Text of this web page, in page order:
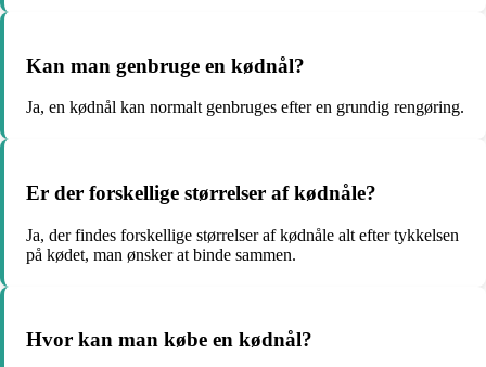
Kan man genbruge en kødnål?
Ja, en kødnål kan normalt genbruges efter en grundig rengøring.
Er der forskellige størrelser af kødnåle?
Ja, der findes forskellige størrelser af kødnåle alt efter tykkelsen
på kødet, man ønsker at binde sammen.
Hvor kan man købe en kødnål?